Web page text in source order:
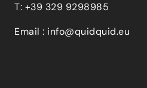
T: +39 329 9298985
Email : info@quidquid.eu